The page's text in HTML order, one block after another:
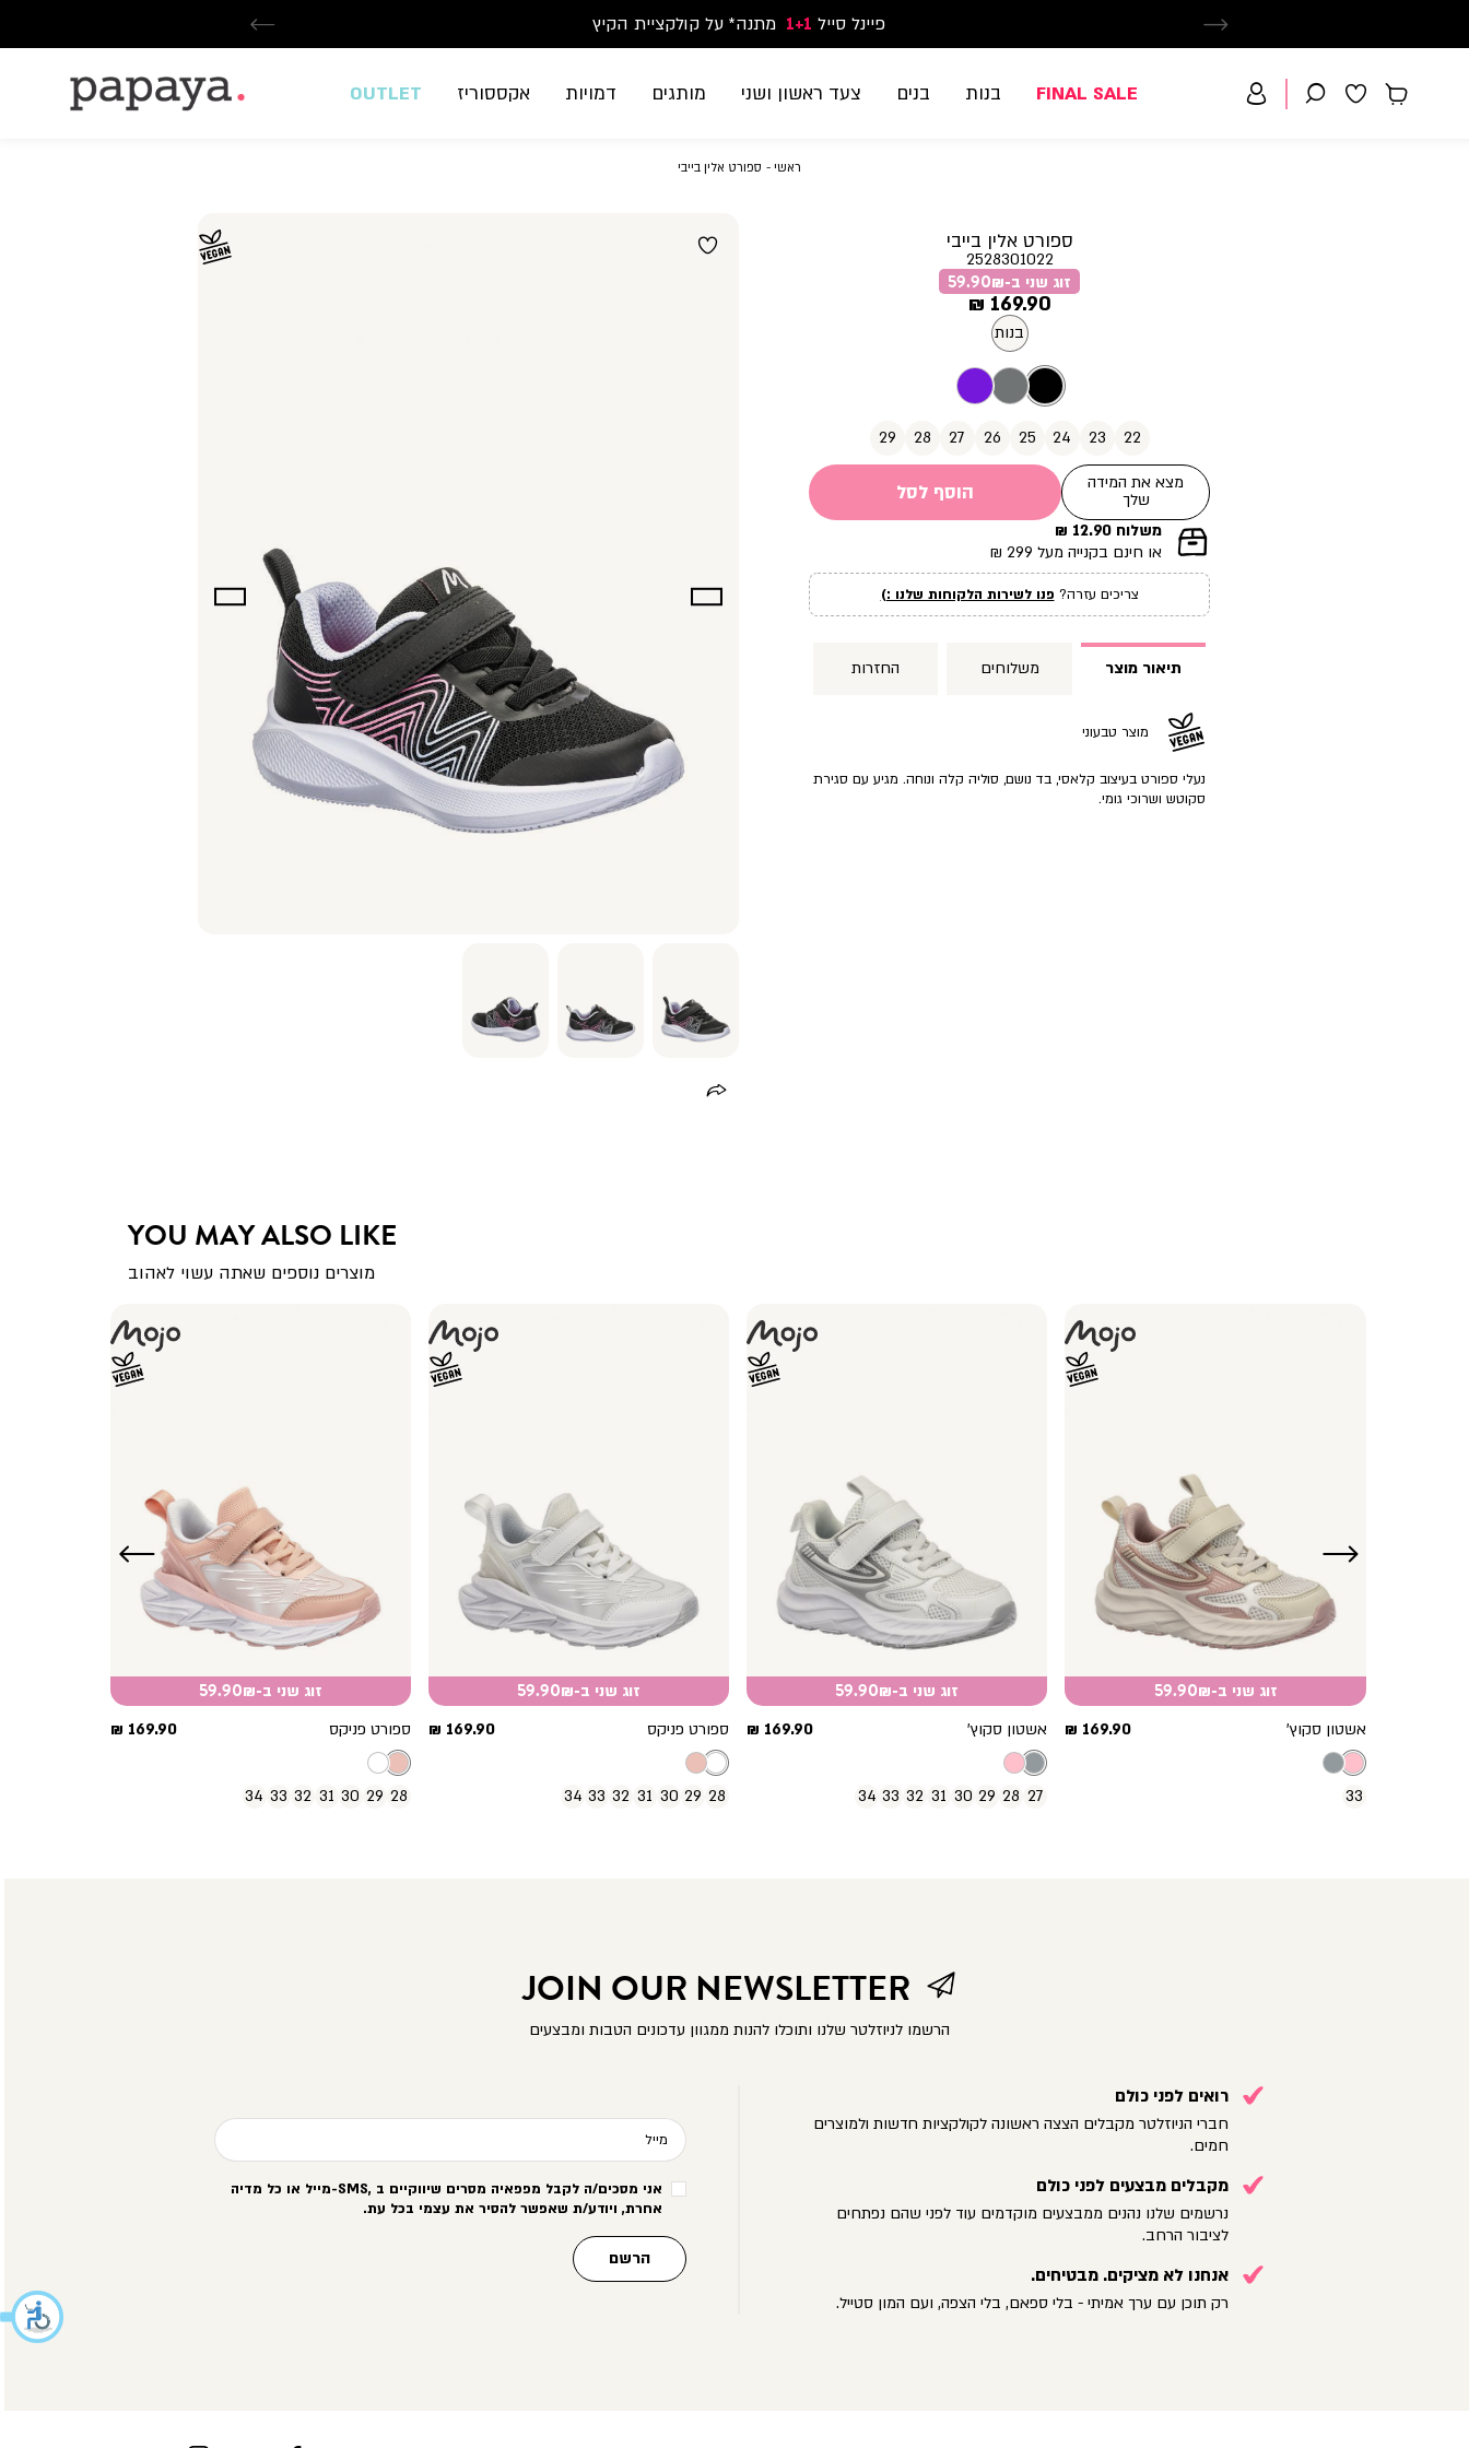
משלוח חינם בקנייה מעל 299₪ | זמני אספקה עד 5 ימי עסקים
פיינל סייל 1+1 מתנה* על קולקציית הקיץ
נעלי ספורט וסניקרס זוג שני החל מ-59.90
FINAL SALE בנות בנים צעד ראשון ושני מותגים דמויות אקססוריז OUTLET
ראשי ראשי
ספורט אלין בייביספורט
ספורט אלין בייבי
2528301022
זוג שני ב-59.90₪
מחיר
מוצר
169.90 ₪
בנות
22
23
24
25
26
27
28
29
מצא את המידה
שלך
הוסף לסל
|
תומך
עמוד
מוצר
משלוח 12.90 ₪
או חינם בקנייה מעל 299 ₪
צריכים עזרה? פנו לשירות הלקוחות שלנו :)
תיאור מוצר משלוחים החזרות
מוצר טבעוני
נעלי ספורט בעיצוב קלאסי, בד נושם, סוליה קלה ונוחה. מגיע עם סגירת
סקוטש ושרוכי גומי.
YOU MAY ALSO LIKE
מוצרים נוספים שאתה עשוי לאהוב
ימינה
זוג שני ב-59.90₪
אשטון סקוץ’
מחיר
169.90 ₪
33
זוג שני ב-59.90₪
אשטון סקוץ’
מחיר
169.90 ₪
27
28
29
30
31
32
33
34
זוג שני ב-59.90₪
ספורט פניקס
מחיר
169.90 ₪
28
29
30
31
32
33
34
זוג שני ב-59.90₪
ספורט פניקס
מחיר
169.90 ₪
28
29
30
31
32
33
34
שמאלה
JOIN OUR NEWSLETTER
הרשמו לניוזלטר שלנו ותוכלו להנות ממגוון עדכונים הטבות ומבצעים
רואים לפני כולם
חברי הניוזלטר מקבלים הצצה ראשונה לקולקציות חדשות ולמוצרים
חמים.
מקבלים מבצעים לפני כולם
נרשמים שלנו נהנים ממבצעים מוקדמים עוד לפני שהם נפתחים
לציבור הרחב.
אנחנו לא מציקים. מבטיחים.
רק תוכן עם ערך אמיתי - בלי ספאם, בלי הצפה, ועם המון סטייל.
מייל
אני מסכים/ה לקבל מפפאיה מסרים שיווקיים ב -SMS,מייל או כל מדיה
אחרת, ויודע/ת שאפשר להסיר את עצמי בכל עת.
הרשם